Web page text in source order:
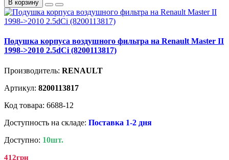
В корзину
Подушка корпуса воздушного фильтра на Renault Master II
1998->2010 2.5dCi (8200113817)
Производитель: RENAULT
Артикул: 8200113817
Код товара: 6688-12
Доступность на складе: Поставка 1-2 дня
Доступно: 10шт.
412грн